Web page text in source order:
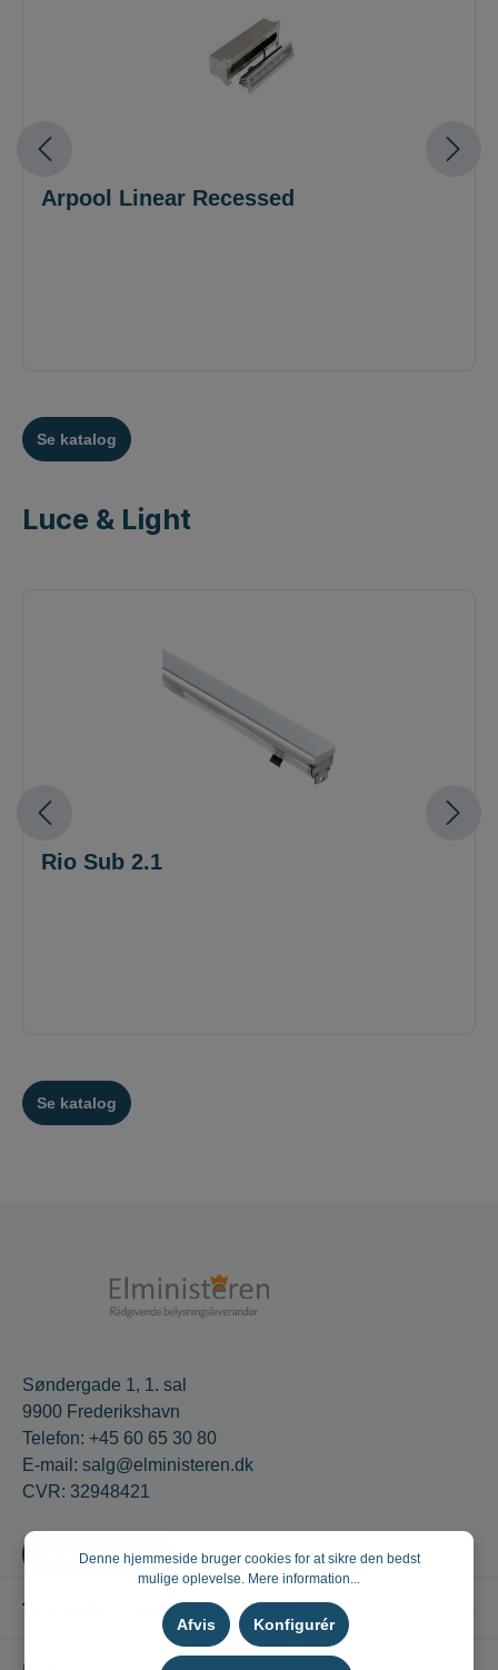
Arpool Linear Recessed
Se katalog
Luce & Light
Rio Sub 2.1
Se katalog
Trustpilot - din mening tæller
Søndergade 1, 1. sal
9900 Frederikshavn
Telefon: +45 60 65 30 80
E-mail: salg@elministeren.dk
CVR: 32948421
Fortryd en aftale
Denne hjemmeside bruger cookies for at sikre den bedst
mulige oplevelse. Mere information...
Afvis Konfigurér